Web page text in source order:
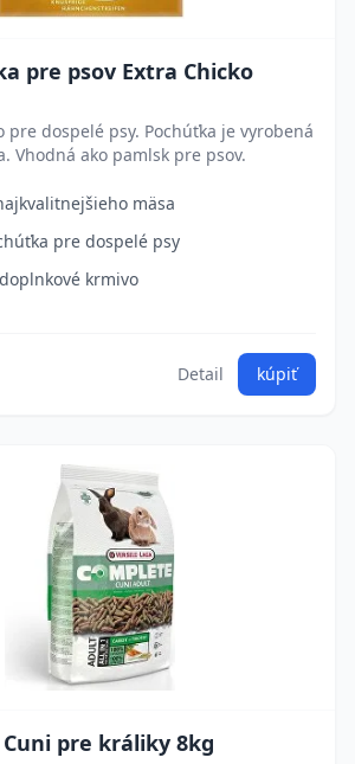
pre psov Extra Chicko
pre dospelé psy. Pochúťka je vyrobená
Vhodná ako pamlsk pre psov.
mäsa
pre dospelé psy
krmivo
Detail kúpiť
pre králiky 8kg